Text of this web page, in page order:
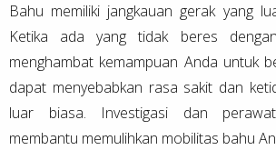
Bahu memiliki jangkauan gerak yang
Ketika ada yang tidak beres
menghambat kemampuan Anda untuk
dapat menyebabkan rasa sakit dan
luar biasa. Investigasi dan
membantu memulihkan mobilitas bahu